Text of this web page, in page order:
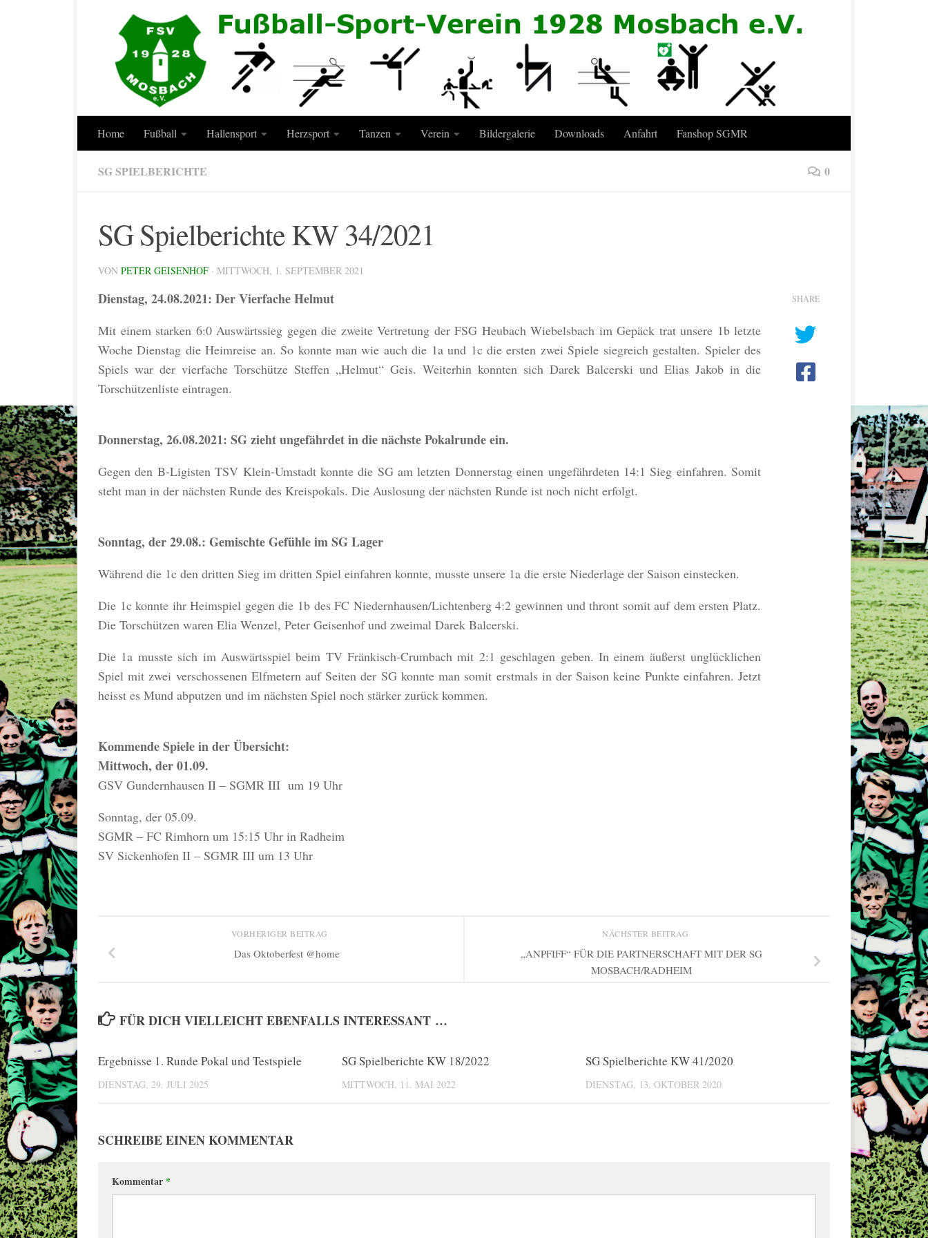
Zum Inhalt springen
Home Fußball Hallensport Herzsport Tanzen Verein Bildergalerie Downloads Anfahrt Fanshop SGMR
SG SPIELBERICHTE 0
SG Spielberichte KW 34/2021
VON PETER GEISENHOF · MITTWOCH, 1. SEPTEMBER 2021
Dienstag, 24.08.2021: Der Vierfache Helmut
Mit einem starken 6:0 Auswärtssieg gegen die zweite Vertretung der FSG Heubach Wiebelsbach im Gepäck trat unsere 1b letzte
Woche Dienstag die Heimreise an. So konnte man wie auch die 1a und 1c die ersten zwei Spiele siegreich gestalten. Spieler des
Spiels war der vierfache Torschütze Steffen „Helmut“ Geis. Weiterhin konnten sich Darek Balcerski und Elias Jakob in die
Torschützenliste eintragen.
Donnerstag, 26.08.2021: SG zieht ungefährdet in die nächste Pokalrunde ein.
Gegen den B-Ligisten TSV Klein-Umstadt konnte die SG am letzten Donnerstag einen ungefährdeten 14:1 Sieg einfahren. Somit
steht man in der nächsten Runde des Kreispokals. Die Auslosung der nächsten Runde ist noch nicht erfolgt.
Sonntag, der 29.08.: Gemischte Gefühle im SG Lager
Während die 1c den dritten Sieg im dritten Spiel einfahren konnte, musste unsere 1a die erste Niederlage der Saison einstecken.
Die 1c konnte ihr Heimspiel gegen die 1b des FC Niedernhausen/Lichtenberg 4:2 gewinnen und thront somit auf dem ersten Platz.
Die Torschützen waren Elia Wenzel, Peter Geisenhof und zweimal Darek Balcerski.
Die 1a musste sich im Auswärtsspiel beim TV Fränkisch-Crumbach mit 2:1 geschlagen geben. In einem äußerst unglücklichen
Spiel mit zwei verschossenen Elfmetern auf Seiten der SG konnte man somit erstmals in der Saison keine Punkte einfahren. Jetzt
heisst es Mund abputzen und im nächsten Spiel noch stärker zurück kommen.
Kommende Spiele in der Übersicht:
Mittwoch, der 01.09.
GSV Gundernhausen II – SGMR III um 19 Uhr
Sonntag, der 05.09.
SGMR – FC Rimhorn um 15:15 Uhr in Radheim
SV Sickenhofen II – SGMR III um 13 Uhr
SHARE
NÄCHSTER BEITRAG
„ANPFIFF“ FÜR DIE PARTNERSCHAFT MIT DER SG
MOSBACH/RADHEIM
VORHERIGER BEITRAG
Das Oktoberfest @home
FÜR DICH VIELLEICHT EBENFALLS INTERESSANT …
Ergebnisse 1. Runde Pokal und Testspiele
DIENSTAG, 29. JULI 2025
SG Spielberichte KW 18/2022
MITTWOCH, 11. MAI 2022
SG Spielberichte KW 41/2020
DIENSTAG, 13. OKTOBER 2020
SCHREIBE EINEN KOMMENTAR
Kommentar *